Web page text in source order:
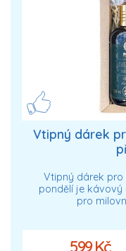
Vtipný dárek
Vtipný dárek pro
pondělí je kávový
pro
599 Kč